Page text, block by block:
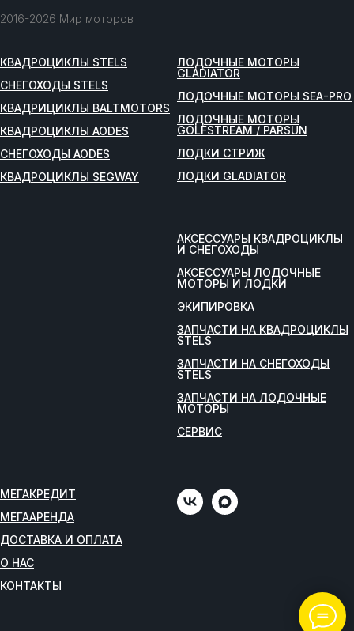
2016-2026 Мир моторов
КВАДРОЦИКЛЫ STELS
СНЕГОХОДЫ STELS
КВАДРИЦИКЛЫ BALTMOTORS
КВАДРОЦИКЛЫ AODES
СНЕГОХОДЫ AODES
КВАДРОЦИКЛЫ SEGWAY
ЛОДОЧНЫЕ МОТОРЫ
GLADIATOR
ЛОДОЧНЫЕ МОТОРЫ SEA-PRO
ЛОДОЧНЫЕ МОТОРЫ
GOLFSTREAM / PARSUN
ЛОДКИ СТРИЖ
ЛОДКИ GLADIATOR
АКСЕССУАРЫ КВАДРОЦИКЛЫ
И СНЕГОХОДЫ
АКСЕССУАРЫ ЛОДОЧНЫЕ
МОТОРЫ И ЛОДКИ
ЭКИПИРОВКА
ЗАПЧАСТИ НА КВАДРОЦИКЛЫ
STELS
ЗАПЧАСТИ НА СНЕГОХОДЫ
STELS
ЗАПЧАСТИ НА ЛОДОЧНЫЕ
МОТОРЫ
СЕРВИС
МЕГАКРЕДИТ
МЕГААРЕНДА
ДОСТАВКА И ОПЛАТА
О НАС
КОНТАКТЫ